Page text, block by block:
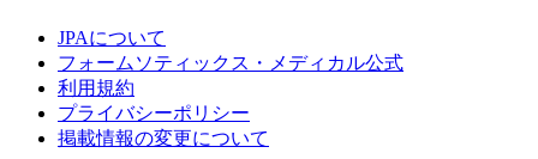
JPAについて
フォームソティックス・メディカル公式
利用規約
プライバシーポリシー
掲載情報の変更について